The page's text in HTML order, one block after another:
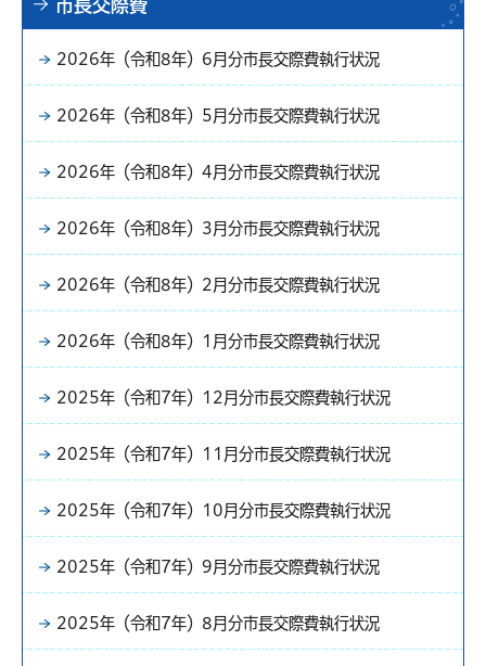
市長交際費
2026年（令和8年）6月分市長交際費執行状況
2026年（令和8年）5月分市長交際費執行状況
2026年（令和8年）4月分市長交際費執行状況
2026年（令和8年）3月分市長交際費執行状況
2026年（令和8年）2月分市長交際費執行状況
2026年（令和8年）1月分市長交際費執行状況
2025年（令和7年）12月分市長交際費執行状況
2025年（令和7年）11月分市長交際費執行状況
2025年（令和7年）10月分市長交際費執行状況
2025年（令和7年）9月分市長交際費執行状況
2025年（令和7年）8月分市長交際費執行状況